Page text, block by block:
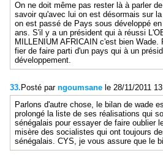
On ne doit même pas rester là à parler
savoir qu'avec lui on est désormais sur
on est passé de Pays sous développé
ans. S'il y a un président qui à réussi
MILLENIUM AFRICAIN c'est bien
fier de faire parti d'un pays qui à un
développement.
33. Posté par ngoumsane le 28/11/2011
Parlons d'autre chose, le bilan de wade
prolongé la liste de ses réalisations qui
sénégalais pour essayer de faire oublier
misère des socialistes qui ont toujours
sénégalais. CYS, je vous assure que le